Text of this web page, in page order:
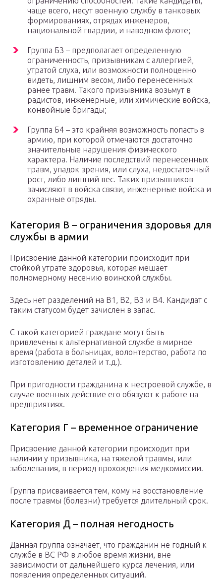
чаще всего, несут военную службу в танковых
формированиях, отрядах инженеров,
национальной гвардии, и наводном флоте;
Группа Б3 – предполагает определенную
ограниченность, призывникам с аллергией,
утратой слуха, или возможности полноценно
видеть, лишним весом, либо перенесенных
ранее травм. Такого призывника возьмут в
радистов, инженерные, или химические войска,
конвойные бригады;
Группа Б4 – это крайняя возможность попасть в
армию, при которой отмечаются достаточно
значительные нарушения физического
характера. Наличие последствий перенесенных
травм, упадок зрения, или слуха, недостаточный
рост, либо лишний вес. Таких призывников
зачисляют в войска связи, инженерные войска и
охранные отряды.
Категория В – ограничения здоровья для
службы в армии
Присвоение данной категории происходит при
стойкой утрате здоровья, которая мешает
полномерному несению воинской службы.
Здесь нет разделений на В1, В2, В3 и В4. Кандидат с
таким статусом будет зачислен в запас.
С такой категорией граждане могут быть
привлечены к альтернативной службе в мирное
время (работа в больницах, волонтерство, работа по
изготовлению деталей и т.д.).
При пригодности гражданина к нестроевой службе, в
случае военных действие его обязуют к работе на
предприятиях.
Категория Г – временное ограничение
Присвоение данной категории происходит при
наличии у призывника, на тяжелой травмы, или
заболевания, в период прохождения медкомиссии.
Группа присваивается тем, кому на восстановление
после травмы (болезни) требуется длительный срок.
Категория Д – полная негодность
Данная группа означает, что гражданин не годный к
службе в ВС РФ в любое время жизни, вне
зависимости от дальнейшего курса лечения, или
появления определенных ситуаций.